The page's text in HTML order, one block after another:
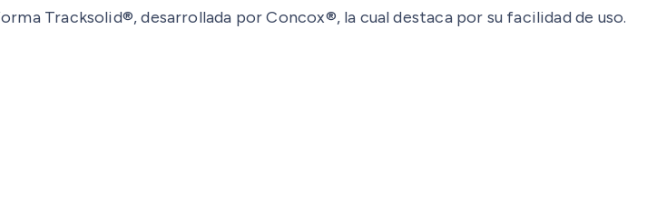
Tracksolid®, desarrollada por Concox®, la cual destaca por su facilidad de uso.